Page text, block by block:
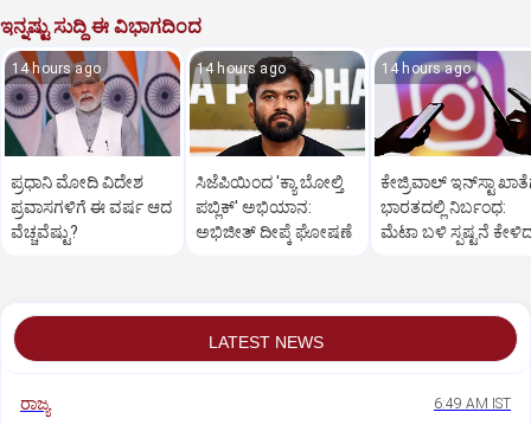
ಇನ್ನಷ್ಟು ಸುದ್ದಿ ಈ ವಿಭಾಗದಿಂದ
14 hours ago
ಪ್ರಧಾನಿ ಮೋದಿ ವಿದೇಶ
ಪ್ರವಾಸಗಳಿಗೆ ಈ ವರ್ಷ ಆದ
ವೆಚ್ಚವೆಷ್ಟು?
14 hours ago
ಸಿಜೆಪಿಯಿಂದ 'ಕ್ಯಾ ಬೋಲ್ತಿ
ಪಬ್ಲಿಕ್' ಅಭಿಯಾನ:
ಅಭಿಜೀತ್ ದೀಪ್ಕೆ ಘೋಷಣೆ
14 hours ago
ಕೇಜ್ರಿವಾಲ್‌ ಇನ್‌ಸ್ಟಾ
ಭಾರತದಲ್ಲಿ ನಿರ್ಬಂಧ:
ಮೆಟಾ ಬಳಿ ಸ್ಪಷ್ಟನೆ
LATEST NEWS
ರಾಜ್ಯ 6:49 AM IST